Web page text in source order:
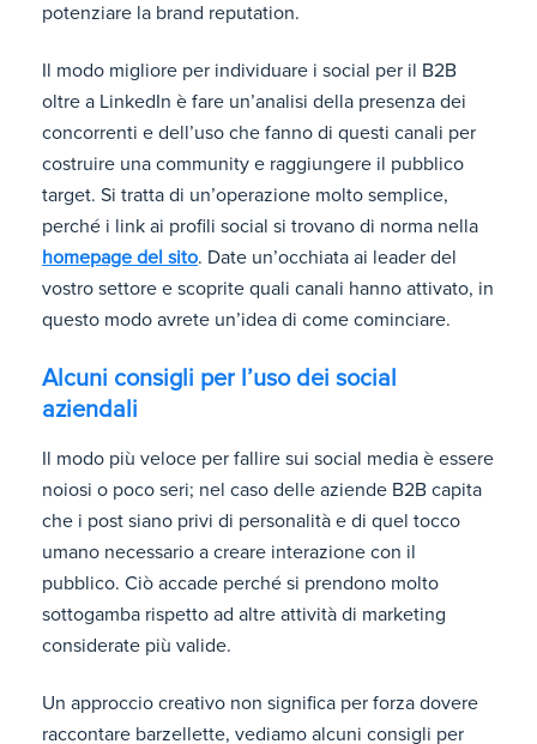
potenziare la brand reputation.
Il modo migliore per individuare i social per il B2B
oltre a LinkedIn è fare un’analisi della presenza dei
concorrenti e dell’uso che fanno di questi canali per
costruire una community e raggiungere il pubblico
target. Si tratta di un’operazione molto semplice,
perché i link ai profili social si trovano di norma nella
homepage del sito. Date un’occhiata ai leader del
vostro settore e scoprite quali canali hanno attivato, in
questo modo avrete un’idea di come cominciare.
Alcuni consigli per l’uso dei social
aziendali
Il modo più veloce per fallire sui social media è essere
noiosi o poco seri; nel caso delle aziende B2B capita
che i post siano privi di personalità e di quel tocco
umano necessario a creare interazione con il
pubblico. Ciò accade perché si prendono molto
sottogamba rispetto ad altre attività di marketing
considerate più valide.
Un approccio creativo non significa per forza dovere
raccontare barzellette, vediamo alcuni consigli per